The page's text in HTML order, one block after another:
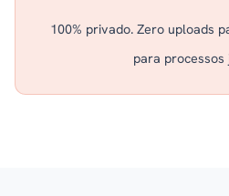
100% privado. Zero uploads
para processos